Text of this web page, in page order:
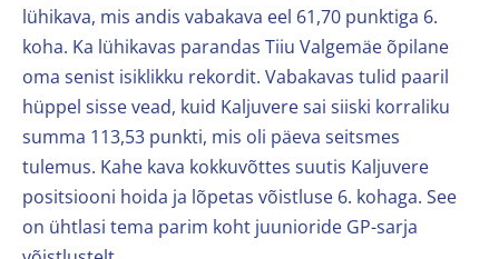
lühikava, mis andis vabakava eel 61,70 punktiga 6.
koha. Ka lühikavas parandas Tiiu Valgemäe õpilane
oma senist isiklikku rekordit. Vabakavas tulid paaril
hüppel sisse vead, kuid Kaljuvere sai siiski korraliku
summa 113,53 punkti, mis oli päeva seitsmes
tulemus. Kahe kava kokkuvõttes suutis Kaljuvere
positsiooni hoida ja lõpetas võistluse 6. kohaga. See
on ühtlasi tema parim koht juunioride GP-sarja